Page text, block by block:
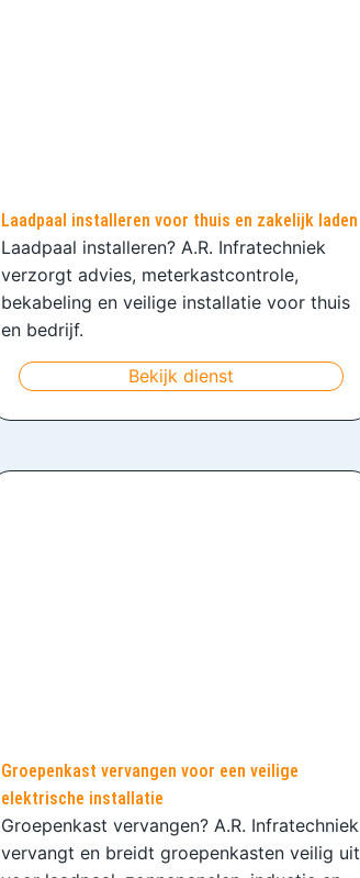
Laadpaal installeren voor thuis en zakelijk laden
Laadpaal installeren? A.R. Infratechniek
verzorgt advies, meterkastcontrole,
bekabeling en veilige installatie voor thuis
en bedrijf.
Bekijk dienst
Groepenkast vervangen voor een veilige
elektrische installatie
Groepenkast vervangen? A.R. Infratechniek
vervangt en breidt groepenkasten veilig uit